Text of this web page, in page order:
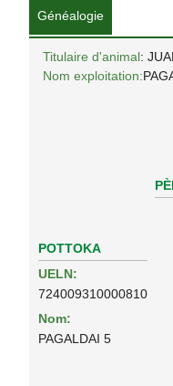
Généalogie
Titulaire d'animal:
Nom exploitation:
POTTOKA
UELN:
724009310000810
Nom:
PAGALDAI 5